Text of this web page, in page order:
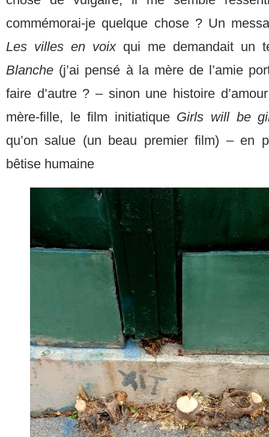
commémorai-je quelque chose ? Un
Les villes en voixqui me demandait un
Blanche (j’ai pensé à la mère de l’amie
faire d’autre ? – sinon une histoire
mère-fille, le film initiatique Girls will be
qu’on salue (un beau premier film) – en
bêtise humaine